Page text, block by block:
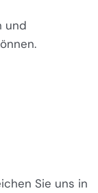
und
Sie uns in